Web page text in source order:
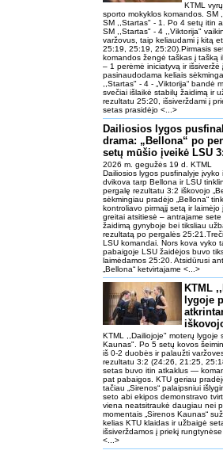
KTML
sporto mokyklos komandos. SM
SM ,,Startas" - 1. Po 4 setų itin
SM ,,Startas" - 4 ,,Viktorija"
varžovus, taip keliaudami į kitą
25:19, 25:19, 25:20).Pirmasis
komandos žengė taškas į tašką
– 1 perėmė iniciatyvą ir išsiveržė
pasinaudodama keliais
,,Startas" - 4 - „Viktorija“ bandė
svečiai išlaikė stabilų žaidimą ir
rezultatu 25:20, išsiverždami į
setas prasidėjo <...>
Dailiosios lygos
drama: „Bellona“ po
setų mūšio įveikė LSU
2026 m. gegužės 19 d. KTML
Dailiosios lygos pusfinalyje
dvikova tarp Bellona ir LSU
pergalę rezultatu 3:2 iškovojo
sėkmingiau pradėjo „Bellona“
kontroliavo pirmąjį setą ir
greitai atsitiesė – antrajame
žaidimą gynyboje bei tiksliau
rezultatą po pergalės
LSU komandai. Nors kova vyko
pabaigoje LSU žaidėjos buvo
laimėdamos 25:20. Atsidūrusi
„Bellona“ ketvirtajame <...>
KTML
lygoje
KTML ,,Dailiojoje" moterų lygoje
Kaunas". Po 5 setų kovos
iš 0-2 duobės ir palaužti
rezultatu 3:2 (24:26, 21:25,
setas buvo itin atkaklus —
pat pabaigos. KTU geriau
tačiau „Sirenos“ palaipsniui
seto abi ekipos demonstravo
viena neatsitraukė daugiau nei
momentais „Sirenos Kaunas“
kelias KTU klaidas ir užbaigė
išsiverždamos į priekį
<...>